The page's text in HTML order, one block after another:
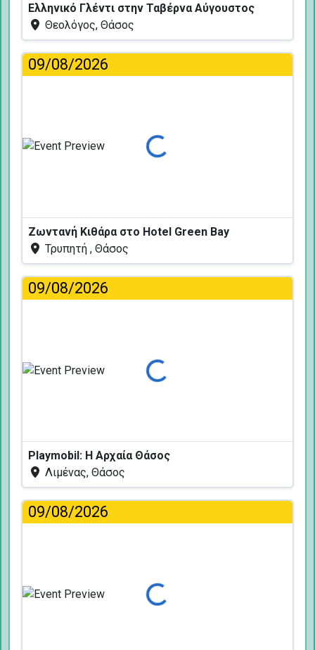
Ελληνικό Γλέντι στην Ταβέρνα Αύγουστος
Θεολόγος, Θάσος
09/08/2026
Φόρτωση...
Ζωντανή Κιθάρα στο Hotel Green Bay
Τρυπητή , Θάσος
09/08/2026
Φόρτωση...
Playmobil: Η Αρχαία Θάσος
Λιμένας, Θάσος
09/08/2026
Φόρτωση...